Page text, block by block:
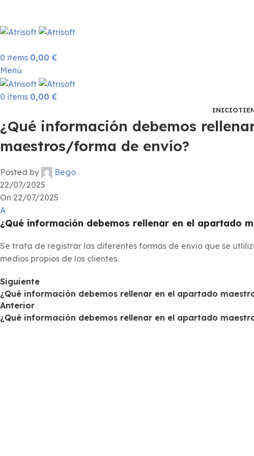
0 items 0,00€
Menú
0 items 0,00€
INICIO
¿Qué información debemos
maestros/forma de envío?
Posted by
Bego
22/07/2025
On 22/07/2025
A
¿Qué información debemos rellenar en el apartado
Se trata de registrar las diferentes formas de envio que se
medios propios de los clientes.
Siguiente
¿Qué información debemos rellenar en el apartado
Anterior
¿Qué información debemos rellenar en el apartado